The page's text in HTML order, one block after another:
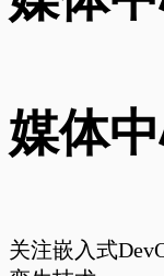
媒体
关注嵌入式